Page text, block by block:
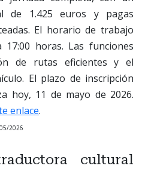
de 1.425 euros y pagas
El horario de trabajo
horas. Las funciones
de rutas eficientes y el
El plazo de inscripción
hoy, 11 de mayo de 2026.
enlace.
2026
cultural